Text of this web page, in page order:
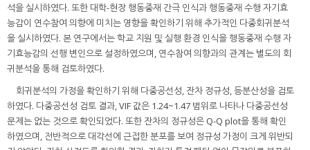
석을 실시하였다. 또한 대학-현장 행동중재 간극 인식과 행동중재 수행 자기효
능감이 연수참여 의향에 미치는 영향을 확인하기 위해 추가적인 다중회귀분석
을 실시하였다. 본 연구에서는 학교 지원 및 실행 환경 인식을 행동중재 수행 자
기효능감의 선행 변인으로 설정하였으며, 연수참여 의향과의 관계는 별도의 회
귀분석을 통해 검토하였다.
회귀분석의 가정을 확인하기 위해 다중공선성, 잔차 정규성, 등분산성을 검토
하였다. 다중공선성 검토 결과, VIF 값은 1.24~1.47 범위로 나타나 다중공선성
문제는 없는 것으로 확인되었다. 또한 잔차의 정규성은 Q-Q plot을 통해 확인
하였으며, 전반적으로 대각선에 근접한 분포를 보여 정규성 가정이 크게 위반되